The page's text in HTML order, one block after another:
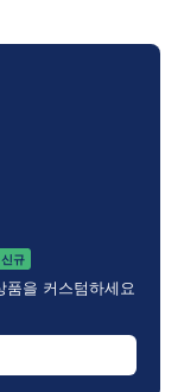
신규
을 커스텀하세요